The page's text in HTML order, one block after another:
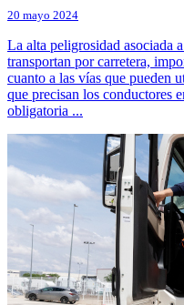
20 mayo 2024
La alta peligrosidad asociada
transportan por carretera,
cuanto a las vías que pueden
que precisan los conductores
obligatoria ...